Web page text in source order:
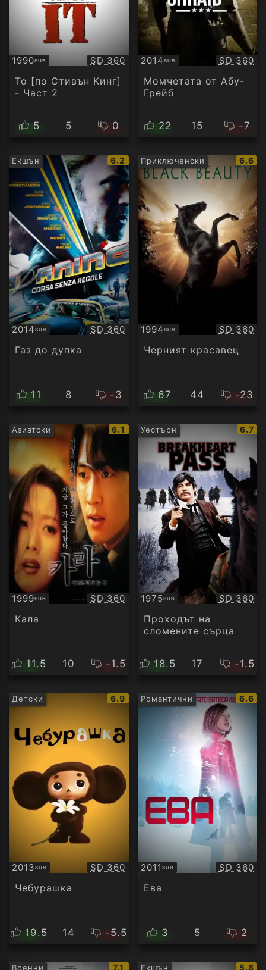
1990SUB
Субтитри Качество:
SD 360
То [по Стивън Кинг]
- Част 2
5 5 0
2014SUB
Субтитри SD 360
Момчетата от Абу-
Грейб
22 15 -7
Екшън
IMDb
рейтинг:
6.2
2014SUB
Субтитри Качество:
SD 360
Газ до дупка
11 8 -3
Приключенски
IMDb
6.6
1994SUB
Субтитри SD 360
Черният красавец
67 44 -23
Азиатски
IMDb
рейтинг:
6.1
1999SUB
Субтитри Качество:
SD 360
Кала
11.5 10 -1.5
Уестърн
IMDb
6.7
1975SUB
Субтитри SD 360
Проходът на
сломените сърца
18.5 17 -1.5
Детски
IMDb
рейтинг:
6.9
2013SUB
Субтитри Качество:
SD 360
Чебурашка
19.5 14 -5.5
Романтични
IMDb
6.6
2011 SUB
Субтитри SD 360
Ева
3 5 2
Военни IMDb
7.1 Екшън IMDb
5.8